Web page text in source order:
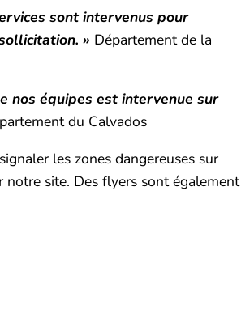
sont intervenus pour
» Département de la
nos équipes est intervenue sur
du Calvados
les zones dangereuses sur
notre site. Des flyers sont également